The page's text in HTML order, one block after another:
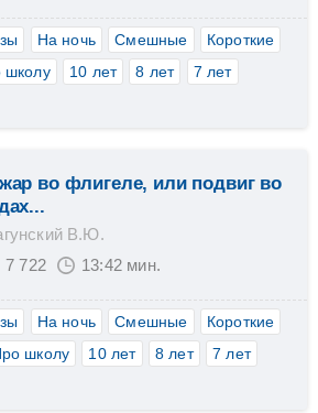
На ночь Смешные
Короткие
школу 10 лет 8 лет
7 лет
во флигеле, или подвиг во
В.Ю.
7 722
13:42 мин.
На ночь Смешные
Короткие
школу 10 лет 8 лет
7 лет